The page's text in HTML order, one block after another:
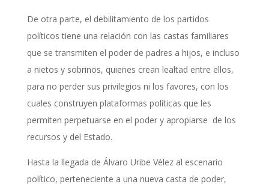
De otra parte, el debilitamiento de los partidos
políticos tiene una relación con las castas familiares
que se transmiten el poder de padres a hijos, e incluso
a nietos y sobrinos, quienes crean lealtad entre ellos,
para no perder sus privilegios ni los favores, con los
cuales construyen plataformas políticas que les
permiten perpetuarse en el poder y apropiarse de los
recursos y del Estado.
Hasta la llegada de Álvaro Uribe Vélez al escenario
político, perteneciente a una nueva casta de poder,